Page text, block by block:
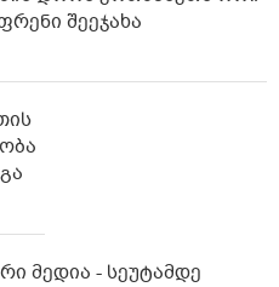
შეეჯახა
მედია - სეუტამდე